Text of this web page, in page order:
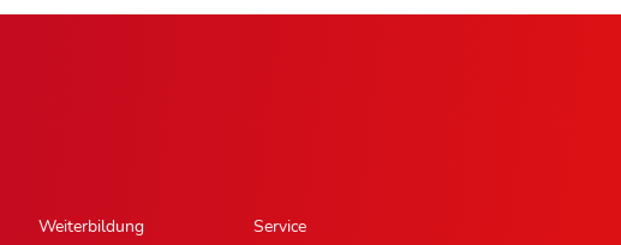
Weiterbildung Service